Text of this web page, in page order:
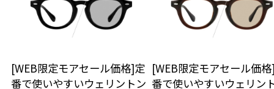
[WEB限定モアセール価格]定
番で使いやすいウェリントン
[WEB限定モアセール価
番で使いやすいウェリン